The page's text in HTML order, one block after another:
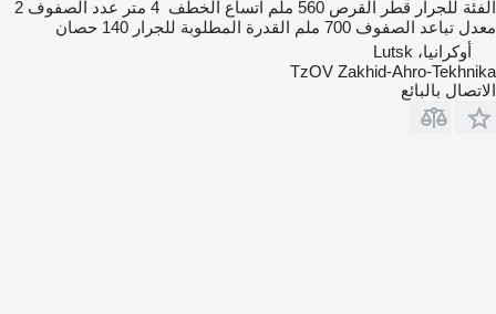
الفئة للجرار قطر القرص 560 ملم اتساع الخطف 4 متر عدد الصفوف 2
معدل تباعد الصفوف 700 ملم القدرة المطلوبة للجرار 140 حصان
أوكرانيا، Lutsk
TzOV Zakhid-Ahro-Tekhnika
الاتصال بالبائع